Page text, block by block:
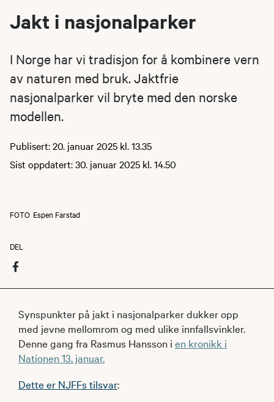
Jakt i nasjonalparker
I Norge har vi tradisjon for å kombinere vern
av naturen med bruk. Jaktfrie
nasjonalparker vil bryte med den norske
modellen.
Publisert: 20. januar 2025 kl. 13.35
Sist oppdatert: 30. januar 2025 kl. 14.50
FOTO Espen Farstad
DEL
Synspunkter på jakt i nasjonalparker dukker opp
med jevne mellomrom og med ulike innfallsvinkler.
Denne gang fra Rasmus Hansson i en kronikk i
Nationen 13. januar.
Dette er NJFFs tilsvar: